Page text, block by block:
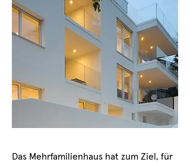
Das Mehrfamilienhaus hat zum Ziel, für